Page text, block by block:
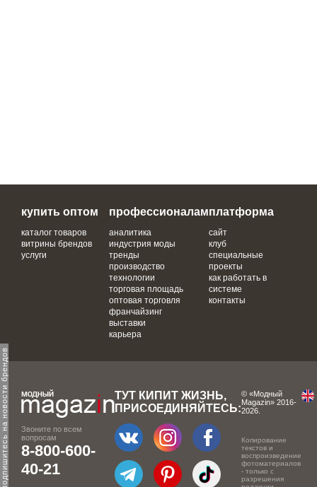
подпишитесь на новости брендов
купить оптом
каталог товаров
витрины брендов
услуги
профессионалам
аналитика
индустрия моды
тренды
производство
технологии
торговая площадь
оптовая торговля
франчайзинг
выставки
карьера
платформа
сайт
клуб
специальные
проекты
как работать в
системе
контакты
Звоните по всем
вопросам
8-800-600-
40-21
ТУТ КИПИТ ЖИЗНЬ,
ПРИСОЕДИНЯЙТЕСЬ:
© «Модный
Magazin» 2016-
2026.
Копирование
текстов и
воспроизведение
фотоматериалов
- только с
разрешения